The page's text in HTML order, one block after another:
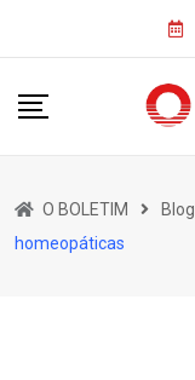
O BOLETIM Blog
homeopáticas